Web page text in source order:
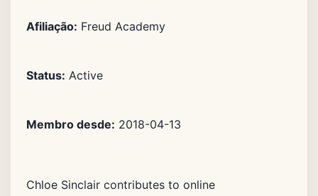
Afiliação: Freud Academy
Status: Active
Membro desde: 2018-04-13
Chloe Sinclair contributes to online